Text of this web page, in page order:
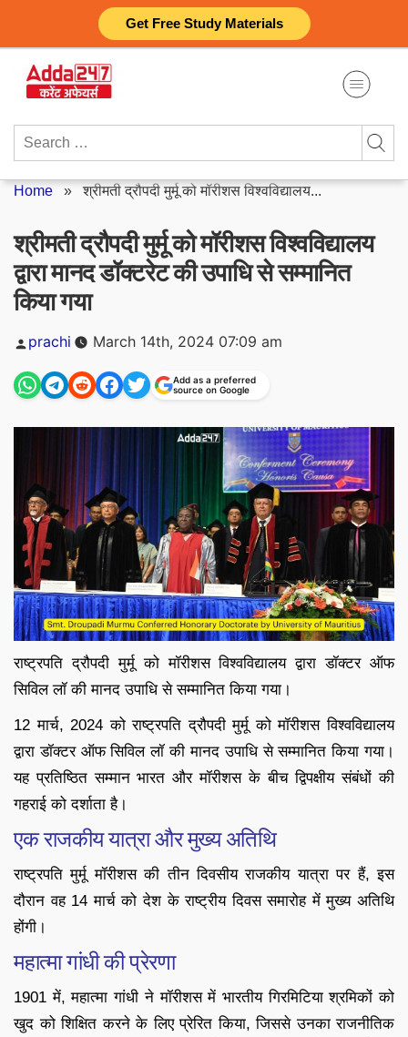
Get Free Study Materials
content
Search
Home »श्रीमती द्रौपदी मुर्मू को मॉरीशस विश्वविद्यालय...
श्रीमती द्रौपदी मुर्मू को मॉरीशस विश्वविद्यालय
द्वारा मानद डॉक्टरेट की उपाधि से सम्मानित
किया गया
Posted
by
prachi March 14th, 2024 07:09 am
Add as a preferred
source on Google
राष्ट्रपति द्रौपदी मुर्मू को मॉरीशस विश्वविद्यालय द्वारा डॉक्टर ऑफ
सिविल लॉ की मानद उपाधि से सम्मानित किया गया।
12 मार्च, 2024 को राष्ट्रपति द्रौपदी मुर्मू को मॉरीशस विश्वविद्यालय
द्वारा डॉक्टर ऑफ सिविल लॉ की मानद उपाधि से सम्मानित किया गया।
यह प्रतिष्ठित सम्मान भारत और मॉरीशस के बीच द्विपक्षीय संबंधों की
गहराई को दर्शाता है।
एक राजकीय यात्रा और मुख्य अतिथि
राष्ट्रपति मुर्मू मॉरीशस की तीन दिवसीय राजकीय यात्रा पर हैं, इस
दौरान वह 14 मार्च को देश के राष्ट्रीय दिवस समारोह में मुख्य अतिथि
होंगी।
महात्मा गांधी की प्रेरणा
1901 में, महात्मा गांधी ने मॉरीशस में भारतीय गिरमिटिया श्रमिकों को
खुद को शिक्षित करने के लिए प्रेरित किया, जिससे उनका राजनीतिक